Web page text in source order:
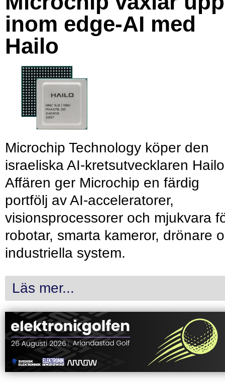
inom edge-AI med
Hailo
Microchip Technology köper den
israeliska AI-kretsutvecklaren
Affären ger Microchip en färdig
portfölj av AI-acceleratorer,
visionsprocessorer och mjukvara
robotar, smarta kameror, drönare
industriella system.
Läs mer...